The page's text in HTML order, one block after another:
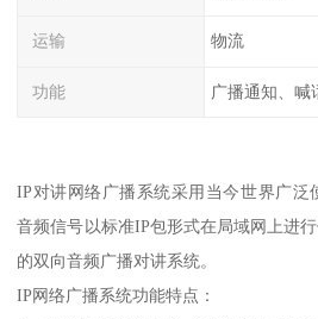
运输 物流
功能 广播通知、喊
IP对讲网络广播系统采用当今世界广泛
音频信号以标准IP包形式在局域网上进
的双向音频广播对讲系统。
IP网络广播系统功能特点：